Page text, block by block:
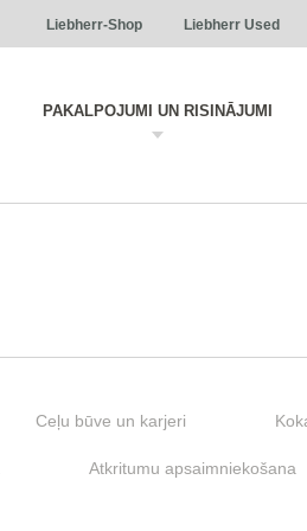
Liebherr-Shop Liebherr Used
PAKALPOJUMI UN RISINĀJUMI
Ceļu būve un karjeri
Atkritumu apsaimniekošana